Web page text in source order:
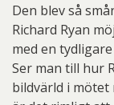
Den blev så
Richard Ryan
med en
Ser man till hur
bildvärld i mötet